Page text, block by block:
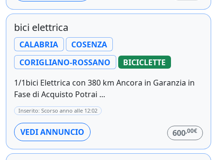
bici elettrica
CALABRIA
COSENZA
CORIGLIANO-ROSSANO
BICICLETTE
1/1bici Elettrica con 380 km Ancora in Garanzia in
Fase di Acquisto Potrai ...
Inserito: Scorso anno alle 12:02
VEDI ANNUNCIO 600,00€